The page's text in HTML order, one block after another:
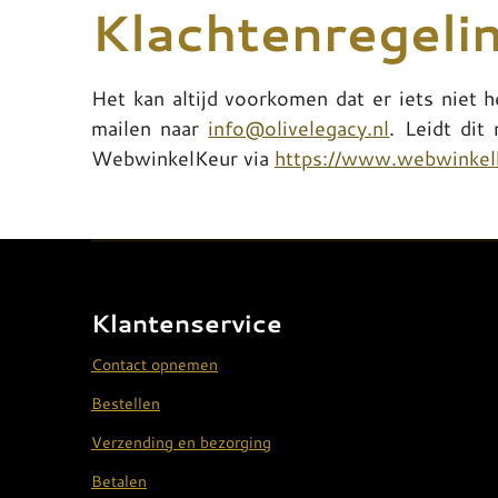
Het kan altijd voorkomen dat er iets niet
mailen naar info@olivelegacy.nl. Leidt dit
WebwinkelKeur via https://
Klantenservice
Contact opnemen
Bestellen
Verzending en bezorging
Betalen